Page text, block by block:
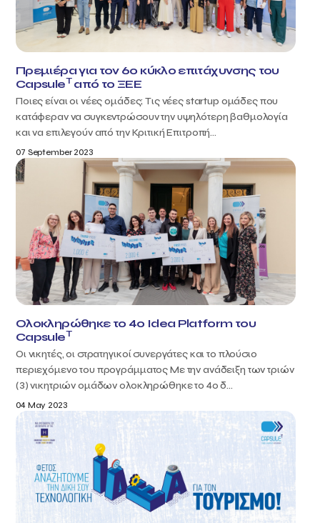
Πρεμιέρα για τον 6ο κύκλο επιτάχυνσης του
CapsuleTαπό το ΞΕΕ
Ποιες είναι οι νέες ομάδες; Τις νέες startup ομάδες που
κατάφεραν να συγκεντρώσουν την υψηλότερη βαθμολογία
και να επιλεγούν από την Κριτική Επιτροπή...
07 September 2023
Ολοκληρώθηκε το 4ο Idea Platform του
CapsuleT
Οι νικητές, οι στρατηγικοί συνεργάτες και το πλούσιο
περιεχόμενο του προγράμματος Με την ανάδειξη των τριών
(3) νικητριών ομάδων ολοκληρώθηκε το 4ο δ...
04 May 2023